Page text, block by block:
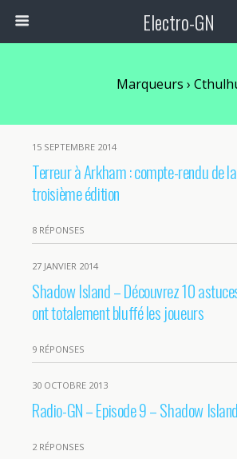
Electro-GN
Marqueurs ›
15 SEPTEMBRE 2014
Terreur à Arkham : compte-rendu de la
troisième édition
8 RÉPONSES
27 JANVIER 2014
Shadow Island – Découvrez 10
ont totalement bluffé les joueurs
9 RÉPONSES
30 OCTOBRE 2013
Radio-GN – Episode 9 – Shadow Island
2 RÉPONSES